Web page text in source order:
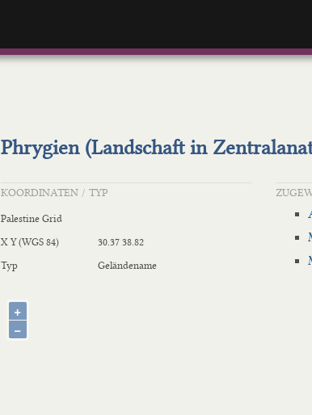
Phrygien (Landschaft in
KOORDINATEN / TYP
Palestine Grid
X Y (WGS 84)
30.37 38.82
Typ
Geländename
+
−